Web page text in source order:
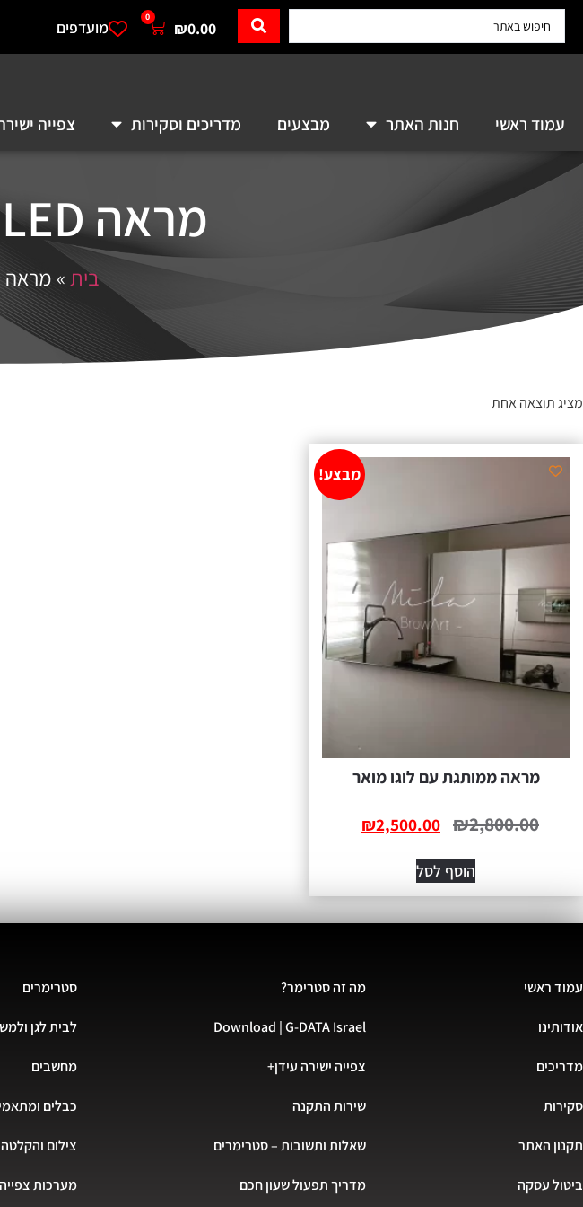
₪0.00
0
מועדפים
עמוד ראשי חנות האתר מבצעים מדריכים וסקירות צפייה
מראה LED עם לוגו מותג
בית» מראה LED עם לוגו מותג
מציג תוצאה אחת
מבצע!
מראה ממותגת עם לוגו מואר
₪2,800.00
₪2,500.00
הוסף לסל
עמוד ראשי
אודותינו
מדריכים
סקירות
תקנון האתר
ביטול עסקה
מה זה סטרימר?
Download | G-DATA Israel
צפייה ישירה עידן+
שירות התקנה
שאלות ותשובות – סטרימרים
מדריך תפעול שעון חכם
סטרימרים
לבית לגן
מחשבים
כבלים
צילום והקלטה
מערכות